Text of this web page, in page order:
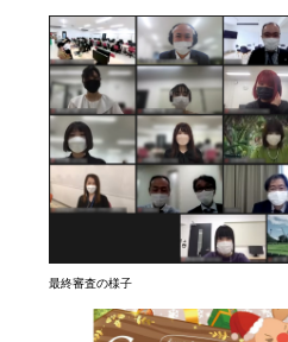
最終審査の様子